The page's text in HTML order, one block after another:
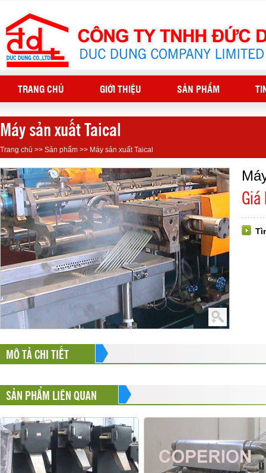
TRANG CHỦ GIỚI THIỆU SẢN PHẨM
Máy sản xuất Taical
Trang chủ >> Sản phẩm >> Máy sản xuất Taical
MÔ TẢ CHI TIẾT
SẢN PHẨM LIÊN QUAN